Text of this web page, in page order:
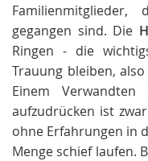
gegangen sind. Die
Ringen - die
Trauung bleiben,
Einem
aufzudrücken ist
ohne Erfahrungen in
Menge schief laufen.